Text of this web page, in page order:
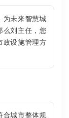
为未来智慧城
么刘主任，您
政设施管理方
合城市整体规